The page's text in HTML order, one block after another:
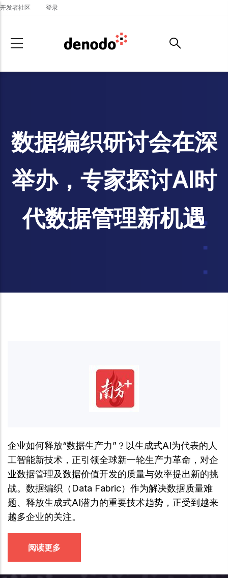
Skip to main content
开发者社区 登录
数据编织研讨会在深
举办，专家探讨AI时
代数据管理新机遇
企业如何释放“数据生产力”？以生成式AI为代表的人
工智能新技术，正引领全球新一轮生产力革命，对企
业数据管理及数据价值开发的质量与效率提出新的挑
战。数据编织（Data Fabric）作为解决数据质量难
题、释放生成式AI潜力的重要技术趋势，正受到越来
越多企业的关注。
阅读更多